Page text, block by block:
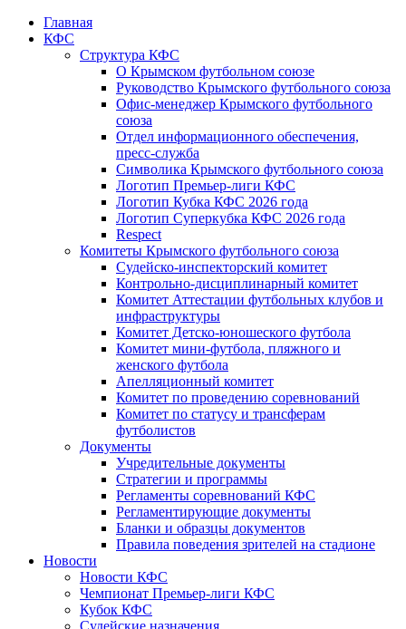
Главная
КФС
Структура КФС
О Крымском футбольном союзе
Руководство Крымского футбольного союза
Офис-менеджер Крымского футбольного
союза
Отдел информационного обеспечения,
пресс-служба
Символика Крымского футбольного союза
Логотип Премьер-лиги КФС
Логотип Кубка КФС 2026 года
Логотип Суперкубка КФС 2026 года
Respect
Комитеты Крымского футбольного союза
Судейско-инспекторский комитет
Контрольно-дисциплинарный комитет
Комитет Аттестации футбольных клубов и
инфраструктуры
Комитет Детско-юношеского футбола
Комитет мини-футбола, пляжного и
женского футбола
Апелляционный комитет
Комитет по проведению соревнований
Комитет по статусу и трансферам
футболистов
Документы
Учредительные документы
Стратегии и программы
Регламенты соревнований КФС
Регламентирующие документы
Бланки и образцы документов
Правила поведения зрителей на стадионе
Новости
Новости КФС
Чемпионат Премьер-лиги КФС
Кубок КФС
Судейские назначения